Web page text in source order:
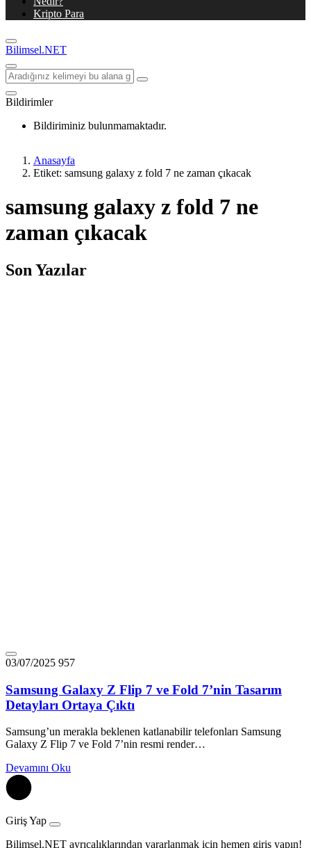
Kripto Para
Bilimsel.NET
Bildirimler
Bildiriminiz bulunmamaktadır.
Anasayfa
Etiket: samsung galaxy z fold 7 ne zaman çıkacak
samsung galaxy z fold 7 ne
zaman çıkacak
Son Yazılar
03/07/2025 957
Samsung Galaxy Z Flip 7 ve Fold 7’nin Tasarım
Detayları Ortaya Çıktı
Samsung’un merakla beklenen katlanabilir telefonları Samsung
Galaxy Z Flip 7 ve Fold 7’nin resmi render…
Devamını Oku
Giriş Yap
Bilimsel.NET ayrıcalıklarından yararlanmak için hemen giriş yapın!